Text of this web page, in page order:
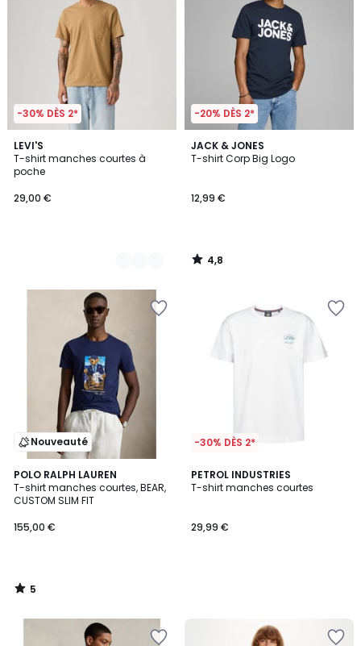
-30% DÈS 2*
LEVI'S
T-shirt manches courtes à
poche
29,00 €
2
Couleurs
-20% DÈS 2*
JACK & JONES
T-shirt Corp Big Logo
12,99 €
4,8
/ 5
4,8
/
Nouveauté
POLO RALPH LAUREN
T-shirt manches courtes, BEAR,
CUSTOM SLIM FIT
155,00 €
5
/
5
5
/
-30% DÈS 2*
PETROL INDUSTRIES
T-shirt manches courtes
29,99 €